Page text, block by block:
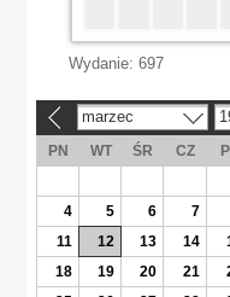
Wydanie: 697
marzec
PN WT ŚR CZ
4
5 6 7
11
12 13 14
18
19 20 21